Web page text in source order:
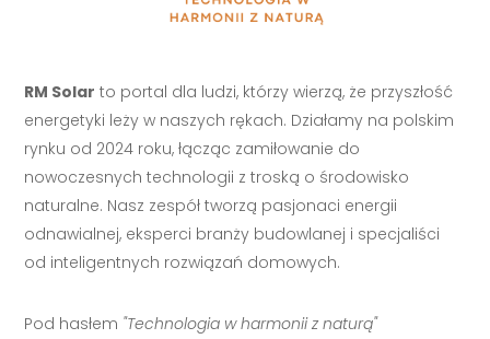
RM Solar to portal dla ludzi, którzy wierzą, że przyszłość
energetyki leży w naszych rękach. Działamy na polskim
rynku od 2024 roku, łącząc zamiłowanie do
nowoczesnych technologii z troską o środowisko
naturalne. Nasz zespół tworzą pasjonaci energii
odnawialnej, eksperci branży budowlanej i specjaliści
od inteligentnych rozwiązań domowych.
Pod hasłem "Technologia w harmonii z naturą"